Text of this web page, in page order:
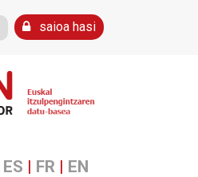
saioa hasi
ES | FR | EN